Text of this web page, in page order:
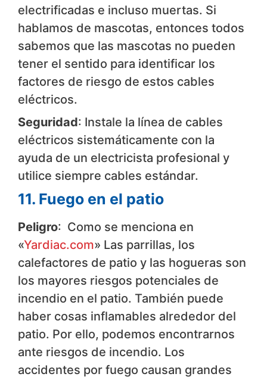
electrificadas e incluso muertas. Si
hablamos de mascotas, entonces todos
sabemos que las mascotas no pueden
tener el sentido para identificar los
factores de riesgo de estos cables
eléctricos.
Seguridad: Instale la línea de cables
eléctricos sistemáticamente con la
ayuda de un electricista profesional y
utilice siempre cables estándar.
11. Fuego en el patio
Peligro: Como se menciona en
«Yardiac.com» Las parrillas, los
calefactores de patio y las hogueras son
los mayores riesgos potenciales de
incendio en el patio. También puede
haber cosas inflamables alrededor del
patio. Por ello, podemos encontrarnos
ante riesgos de incendio. Los
accidentes por fuego causan grandes